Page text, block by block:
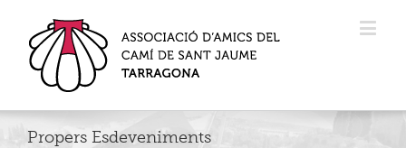
Propers Esdeveniments